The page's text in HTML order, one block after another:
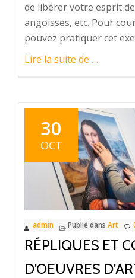
de libérer votre esprit
angoisses, etc. Pour
pouvez pratiquer cet
Lire la suite de à
méditation
…
30
OCT
admin Publié dans Art
RÉPLIQUES ET
D’OEUVRES